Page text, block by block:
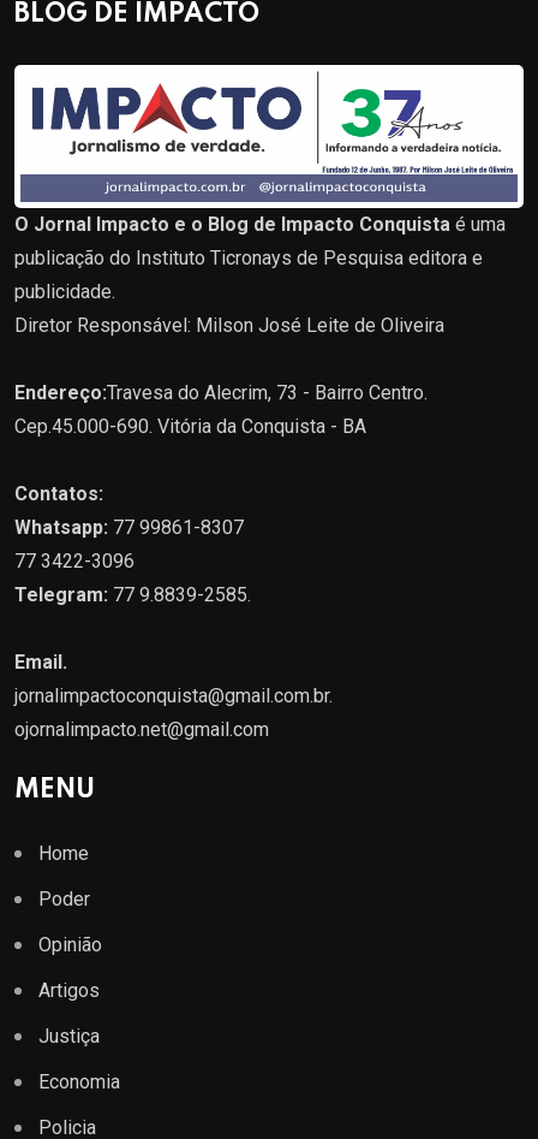
BLOG DE IMPACTO
O Jornal Impacto e o Blog de Impacto Conquista é uma
publicação do Instituto Ticronays de Pesquisa editora e
publicidade.
Diretor Responsável: Milson José Leite de Oliveira
Endereço:Travesa do Alecrim, 73 - Bairro Centro.
Cep.45.000-690. Vitória da Conquista - BA
Contatos:
Whatsapp: 77 99861-8307
77 3422-3096
Telegram: 77 9.8839-2585.
Email.
jornalimpactoconquista@gmail.com.br.
ojornalimpacto.net@gmail.com
MENU
Home
Poder
Opinião
Artigos
Justiça
Economia
Policia